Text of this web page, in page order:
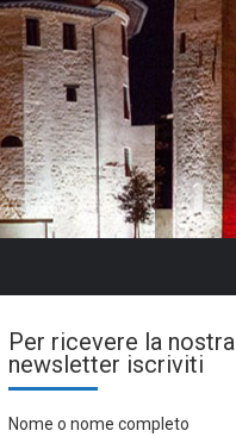
Per ricevere la nostra
newsletter iscriviti
Nome o nome completo